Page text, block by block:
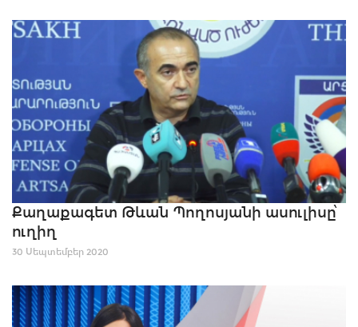
Քաղաքագետ Թևան Պողոսյանի ասուլիսը՝
ուղիղ
30 Սեպտեմբեր 2020